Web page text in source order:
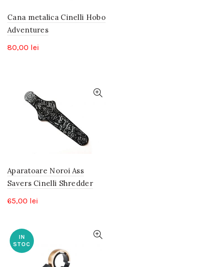
Cana metalica Cinelli Hobo
Adventures
80,00 lei
Aparatoare Noroi Ass
Savers Cinelli Shredder
65,00 lei
IN
STOC